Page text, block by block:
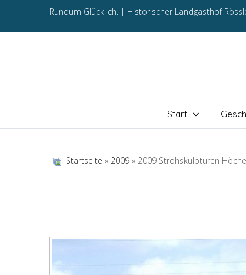
Rundum Glücklich. | Historischer Landgasthof
Start
Startseite » 2009 » 2009 Strohskulpturen